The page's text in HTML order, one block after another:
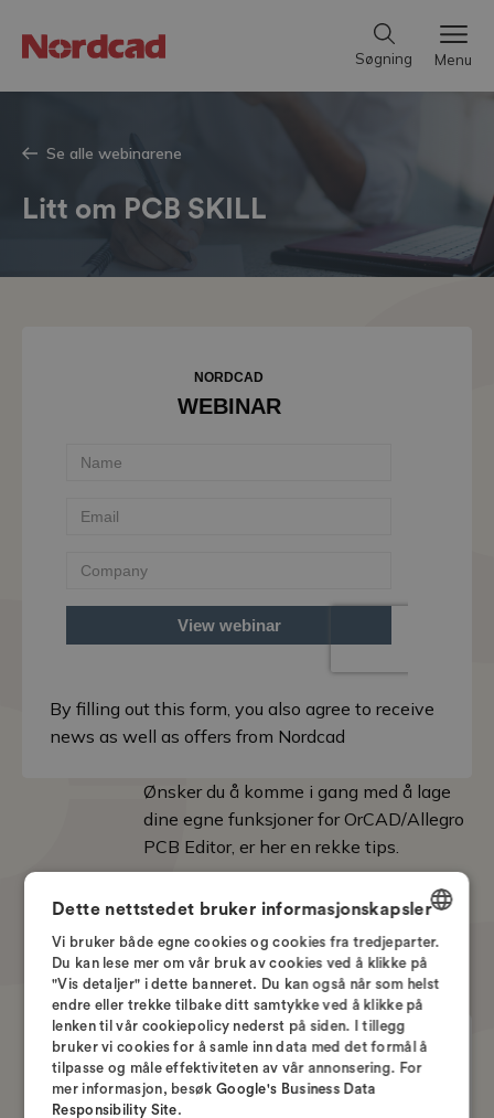
Søgning Menu
Se alle webinarene
Litt om PCB SKILL
By filling out this form, you also agree to receive
news as well as offers from Nordcad
Ønsker du å komme i gang med å lage
dine egne funksjoner for OrCAD/Allegro
PCB Editor, er her en rekke tips.
Speakers
Ole Ejlersen
CTO
DANISH
ENGLISH
SWEDISH
NORWEGIAN
Dette nettstedet bruker informasjonskapsler
Vi bruker både egne cookies og cookies fra tredjeparter.
Du kan lese mer om vår bruk av cookies ved å klikke på
"Vis detaljer" i dette banneret. Du kan også når som helst
endre eller trekke tilbake ditt samtykke ved å klikke på
lenken til vår cookiepolicy nederst på siden. I tillegg
bruker vi cookies for å samle inn data med det formål å
tilpasse og måle effektiviteten av vår annonsering. For
mer informasjon, besøkGoogle's Business Data
Responsibility Site.